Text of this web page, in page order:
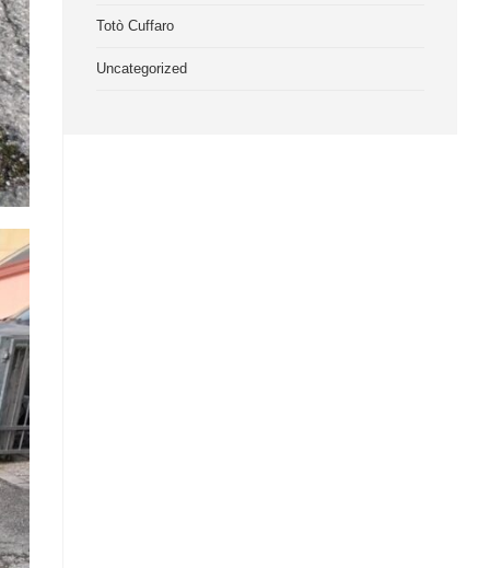
Totò Cuffaro
Uncategorized